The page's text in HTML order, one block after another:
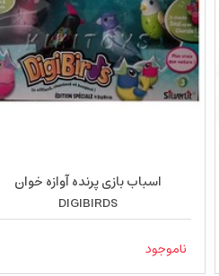
اسباب بازی پرنده آوازه خوان
DIGIBIRDS
ناموجود